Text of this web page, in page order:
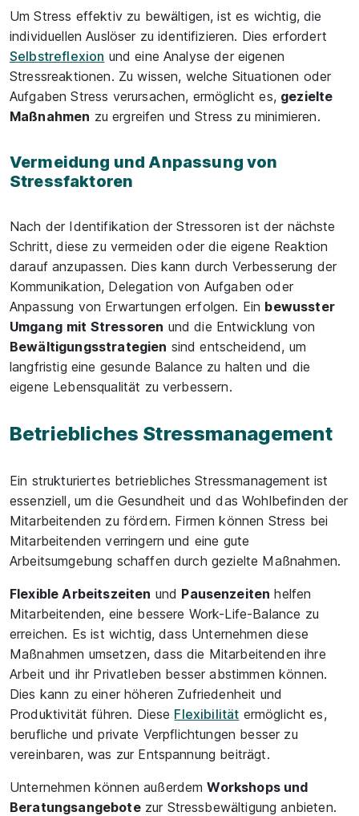
Um Stress effektiv zu bewältigen, ist es wichtig, die
individuellen Auslöser zu identifizieren. Dies erfordert
Selbstreflexion und eine Analyse der eigenen
Stressreaktionen. Zu wissen, welche Situationen oder
Aufgaben Stress verursachen, ermöglicht es, gezielte
Maßnahmen zu ergreifen und Stress zu minimieren.
Vermeidung und Anpassung von
Stressfaktoren
Nach der Identifikation der Stressoren ist der nächste
Schritt, diese zu vermeiden oder die eigene Reaktion
darauf anzupassen. Dies kann durch Verbesserung der
Kommunikation, Delegation von Aufgaben oder
Anpassung von Erwartungen erfolgen. Ein bewusster
Umgang mit Stressoren und die Entwicklung von
Bewältigungsstrategien sind entscheidend, um
langfristig eine gesunde Balance zu halten und die
eigene Lebensqualität zu verbessern.
Betriebliches Stressmanagement
Ein strukturiertes betriebliches Stressmanagement ist
essenziell, um die Gesundheit und das Wohlbefinden der
Mitarbeitenden zu fördern. Firmen können Stress bei
Mitarbeitenden verringern und eine gute
Arbeitsumgebung schaffen durch gezielte Maßnahmen.
Flexible Arbeitszeiten und Pausenzeiten helfen
Mitarbeitenden, eine bessere Work-Life-Balance zu
erreichen. Es ist wichtig, dass Unternehmen diese
Maßnahmen umsetzen, dass die Mitarbeitenden ihre
Arbeit und ihr Privatleben besser abstimmen können.
Dies kann zu einer höheren Zufriedenheit und
Produktivität führen. Diese Flexibilität ermöglicht es,
berufliche und private Verpflichtungen besser zu
vereinbaren, was zur Entspannung beiträgt.
Unternehmen können außerdemWorkshops und
Beratungsangebotezur Stressbewältigung anbieten.